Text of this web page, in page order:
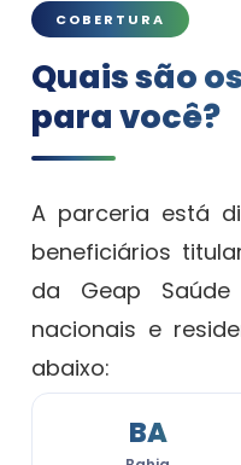
COBERTURA
Quais são
para você?
A parceria está
beneficiários
da Geap
nacionais e
abaixo:
BA